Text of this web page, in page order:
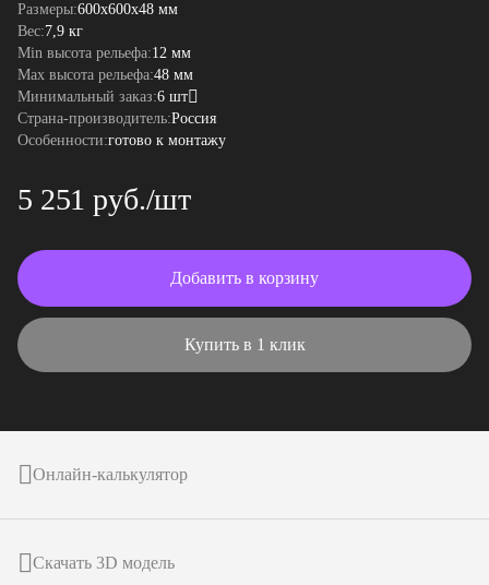
Размеры:600x600x48 мм
Вес:7,9 кг
Min высота рельефа:12 мм
Max высота рельефа:48 мм
Минимальный заказ:6 шт
Страна-производитель:Россия
Особенности:готово к монтажу
5 251 руб./шт
Добавить в корзину
Купить в 1 клик
Онлайн-калькулятор
Скачать 3D модель